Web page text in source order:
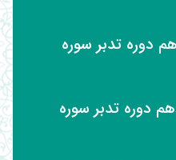
دوره تدبر سوره
دوره تدبر سوره